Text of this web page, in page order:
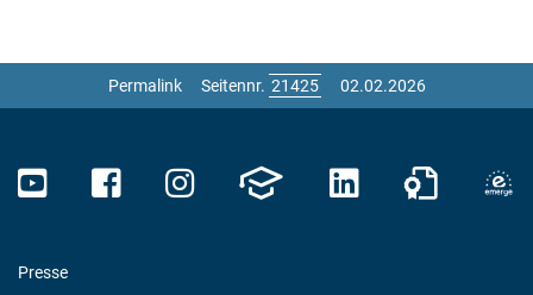
Permalink Seitennr. 02.02.2026
Presse